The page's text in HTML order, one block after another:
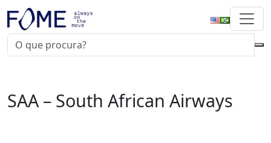
SAA – South African Airways